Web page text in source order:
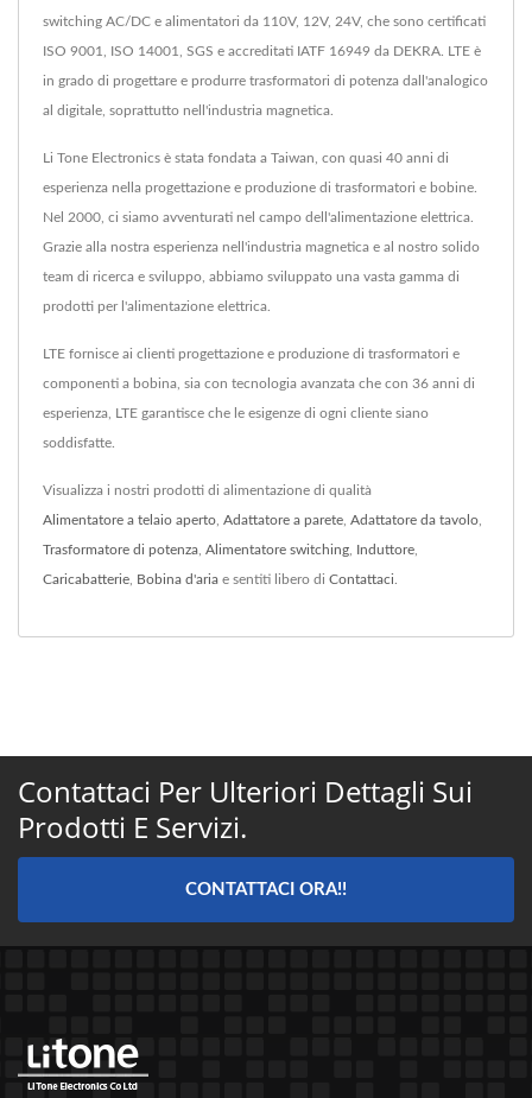
switching AC/DC e alimentatori da 110V, 12V, 24V, che sono certificati
ISO 9001, ISO 14001, SGS e accreditati IATF 16949 da DEKRA. LTE è
in grado di progettare e produrre trasformatori di potenza dall'analogico
al digitale, soprattutto nell'industria magnetica.
Li Tone Electronics è stata fondata a Taiwan, con quasi 40 anni di
esperienza nella progettazione e produzione di trasformatori e bobine.
Nel 2000, ci siamo avventurati nel campo dell'alimentazione elettrica.
Grazie alla nostra esperienza nell'industria magnetica e al nostro solido
team di ricerca e sviluppo, abbiamo sviluppato una vasta gamma di
prodotti per l'alimentazione elettrica.
LTE fornisce ai clienti progettazione e produzione di trasformatori e
componenti a bobina, sia con tecnologia avanzata che con 36 anni di
esperienza, LTE garantisce che le esigenze di ogni cliente siano
soddisfatte.
Visualizza i nostri prodotti di alimentazione di qualità
Alimentatore a telaio aperto Adattatore a parete Adattatore da tavolo
Trasformatore di potenza Alimentatore switching Induttore
Caricabatterie Bobina d'aria e sentiti libero di Contattaci
Contattaci Per Ulteriori Dettagli Sui
Prodotti E Servizi.
CONTATTACI ORA!!